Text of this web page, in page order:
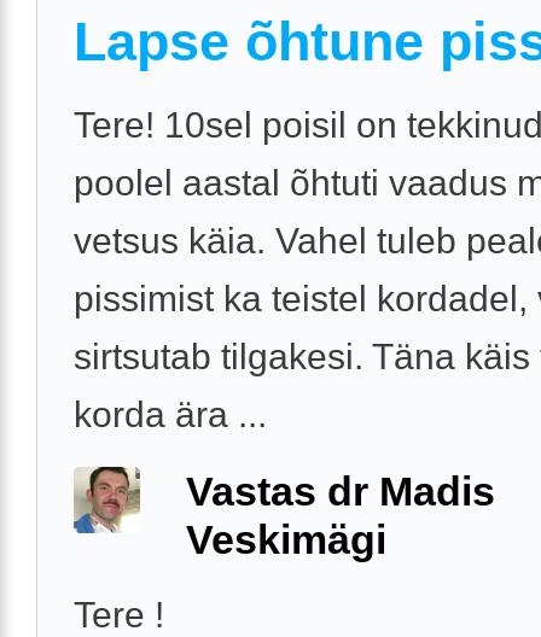
Lapse õhtune
Tere! 10sel poisil on
poolel aastal õhtuti vaadus
vetsus käia. Vahel tuleb
pissimist ka teistel kordadel,
sirtsutab tilgakesi. Täna käis
korda ära ...
Vastas dr Madis
Veskimägi
Tere !